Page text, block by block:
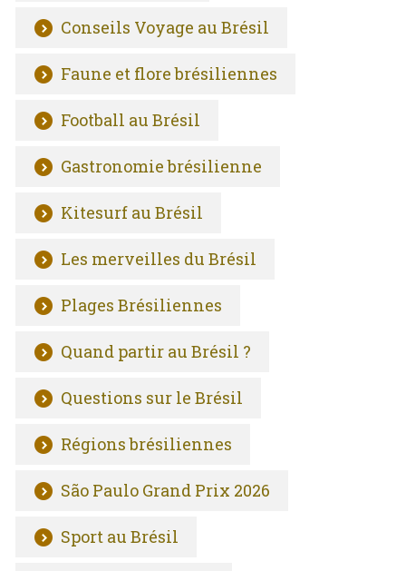
Conseils Voyage au Brésil
Faune et flore brésiliennes
Football au Brésil
Gastronomie brésilienne
Kitesurf au Brésil
Les merveilles du Brésil
Plages Brésiliennes
Quand partir au Brésil ?
Questions sur le Brésil
Régions brésiliennes
São Paulo Grand Prix 2026
Sport au Brésil